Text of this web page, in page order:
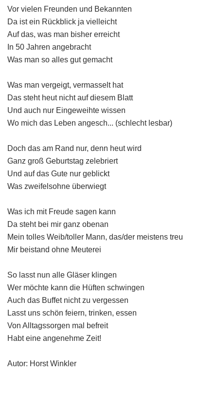
Vor vielen Freunden und Bekannten
Da ist ein Rückblick ja vielleicht
Auf das, was man bisher erreicht
In 50 Jahren angebracht
Was man so alles gut gemacht
Was man vergeigt, vermasselt hat
Das steht heut nicht auf diesem Blatt
Und auch nur Eingeweihte wissen
Wo mich das Leben angesch... (schlecht lesbar)
Doch das am Rand nur, denn heut wird
Ganz groß Geburtstag zelebriert
Und auf das Gute nur geblickt
Was zweifelsohne überwiegt
Was ich mit Freude sagen kann
Da steht bei mir ganz obenan
Mein tolles Weib/toller Mann, das/der meistens treu
Mir beistand ohne Meuterei
So lasst nun alle Gläser klingen
Wer möchte kann die Hüften schwingen
Auch das Buffet nicht zu vergessen
Lasst uns schön feiern, trinken, essen
Von Alltagssorgen mal befreit
Habt eine angenehme Zeit!
Autor: Horst Winkler